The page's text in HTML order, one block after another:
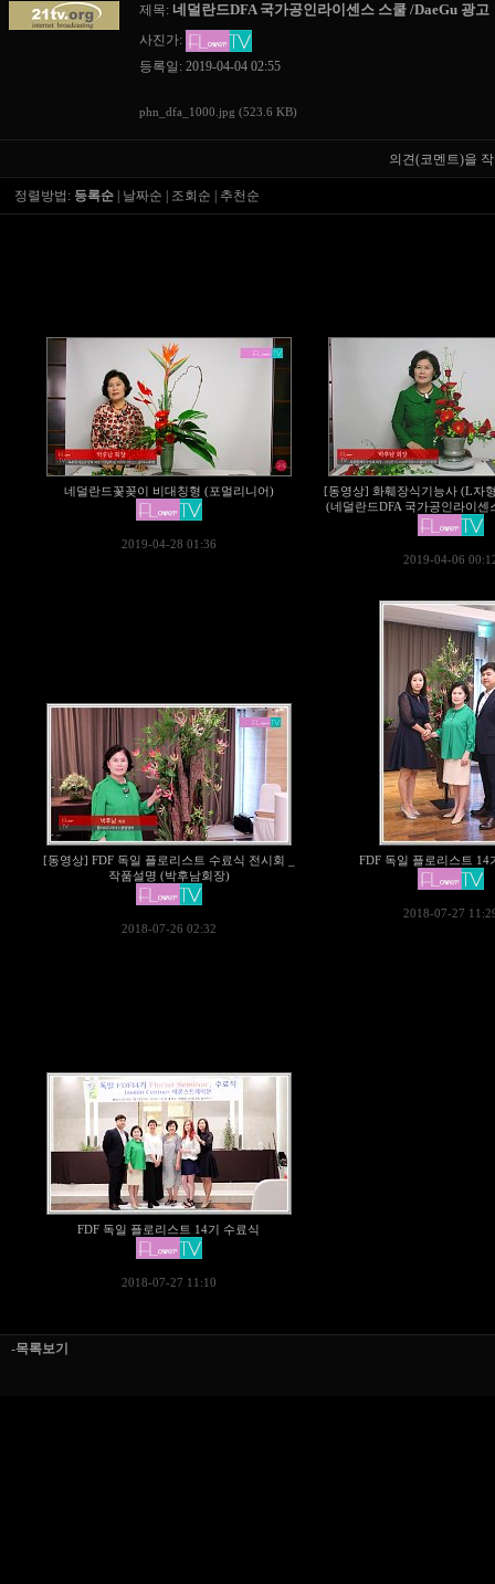
제목: 네덜란드DFA 국가공인라이센스 스쿨 /DaeGu 광고
사진가:
등록일: 2019-04-04 02:55
phn_dfa_1000.jpg (523.6 KB)
의견(코멘트)을
정렬방법: 등록순 날짜순 조회순 추천순
네덜란드꽃꽂이 비대칭형 (포멀리니어)
2019-04-28 01:36
[동영상] 화훼장식기능사 (L자
(네덜란드DFA 국가공인라이센
2019-04-06
[동영상] FDF 독일 플로리스트 수료식 전시회 _
작품설명 (박후남회장)
2018-07-26 02:32
FDF 독일 플로리스트 14
2018-07-27
FDF 독일 플로리스트 14기 수료식
2018-07-27 11:10
-목록보기